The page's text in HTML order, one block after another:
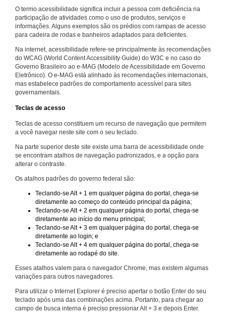
O termo acessibilidade significa incluir a pessoa com deficiência na
participação de atividades como o uso de produtos, serviços e
informações. Alguns exemplos são os prédios com rampas de acesso
para cadeira de rodas e banheiros adaptados para deficientes.
Na internet, acessibilidade refere-se principalmente às recomendações
do WCAG (World Content Accessibility Guide) do W3C e no caso do
Governo Brasileiro ao e-MAG (Modelo de Acessibilidade em Governo
Eletrônico). O e-MAG está alinhado às recomendações internacionais,
mas estabelece padrões de comportamento acessível para sites
governamentais.
Teclas de acesso
Teclas de acesso constituem um recurso de navegação que permitem
a você navegar neste site com o seu teclado.
Na parte superior deste site existe uma barra de acessibilidade onde
se encontram atalhos de navegação padronizados, e a opção para
alterar o contraste.
Os atalhos padrões do governo federal são:
Teclando-se Alt + 1 em qualquer página do portal, chega-se
diretamente ao começo do conteúdo principal da página;
Teclando-se Alt + 2 em qualquer página do portal, chega-se
diretamente ao início do menu principal;
Teclando-se Alt + 3 em qualquer página do portal, chega-se
diretamente ao login; e
Teclando-se Alt + 4 em qualquer página do portal, chega-se
diretamente ao rodapé do site.
Esses atalhos valem para o navegador Chrome, mas existem algumas
variações para outros navegadores.
Para utilizar o Internet Explorer é preciso apertar o botão Enter do seu
teclado após uma das combinações acima. Portanto, para chegar ao
campo de busca interna é preciso pressionar Alt + 3 e depois Enter.